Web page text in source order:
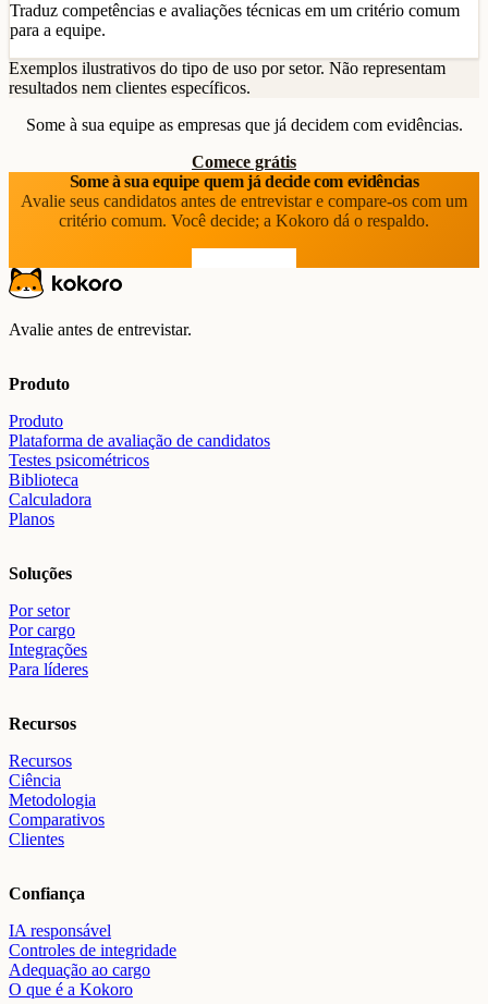
Traduz competências e avaliações técnicas em um critério comum
para a equipe.
Exemplos ilustrativos do tipo de uso por setor. Não representam
resultados nem clientes específicos.
Some à sua equipe as empresas que já decidem com evidências.
Comece grátis
Some à sua equipe quem já decide com evidências
Avalie seus candidatos antes de entrevistar e compare-os com um
critério comum. Você decide; a Kokoro dá o respaldo.
Avalie antes de entrevistar.
Produto
Produto
Plataforma de avaliação de candidatos
Testes psicométricos
Biblioteca
Calculadora
Planos
Soluções
Por setor
Por cargo
Integrações
Para líderes
Recursos
Recursos
Ciência
Metodologia
Comparativos
Clientes
Confiança
IA responsável
Controles de integridade
Adequação ao cargo
O que é a Kokoro